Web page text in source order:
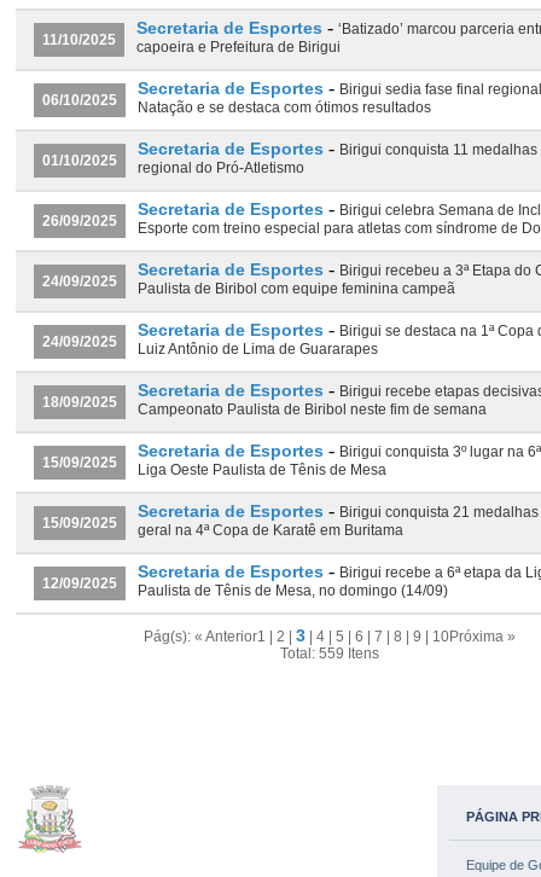
11/10/2025
Secretaria de Esportes - ‘Batizado’ marcou parceria
capoeira e Prefeitura de Birigui
06/10/2025
Secretaria de Esportes - Birigui sedia fase final
Natação e se destaca com ótimos resultados
01/10/2025
Secretaria de Esportes - Birigui conquista 11 medalhas
regional do Pró-Atletismo
26/09/2025
Secretaria de Esportes - Birigui celebra Semana de
Esporte com treino especial para atletas com síndrome de
24/09/2025
Secretaria de Esportes - Birigui recebeu a 3ª Etapa do
Paulista de Biribol com equipe feminina campeã
24/09/2025
Secretaria de Esportes - Birigui se destaca na 1ª Copa
Luiz Antônio de Lima de Guararapes
18/09/2025
Secretaria de Esportes - Birigui recebe etapas
Campeonato Paulista de Biribol neste fim de semana
15/09/2025
Secretaria de Esportes - Birigui conquista 3º lugar na
Liga Oeste Paulista de Tênis de Mesa
15/09/2025
Secretaria de Esportes - Birigui conquista 21 medalhas
geral na 4ª Copa de Karatê em Buritama
12/09/2025
Secretaria de Esportes - Birigui recebe a 6ª etapa da
Paulista de Tênis de Mesa, no domingo (14/09)
Pág(s): « Anterior1 2 3 4 5 6 7 8 9 10Próxima »
Total: 559 Itens
PÁGINA
Equipe de